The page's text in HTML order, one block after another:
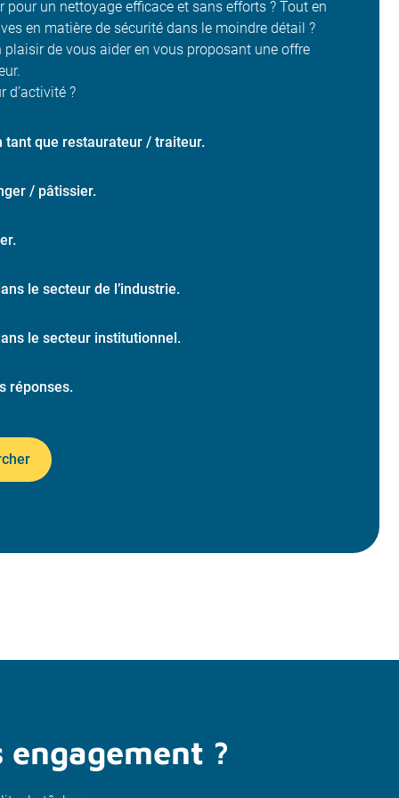
pour un nettoyage efficace et sans efforts ? Tout en
en matière de sécurité dans le moindre détail ?
plaisir de vous aider en vous proposant une offre
d’activité ?
tant que restaurateur / traiteur.
/ pâtissier.
le secteur de l’industrie.
le secteur institutionnel.
réponses.
engagement ?